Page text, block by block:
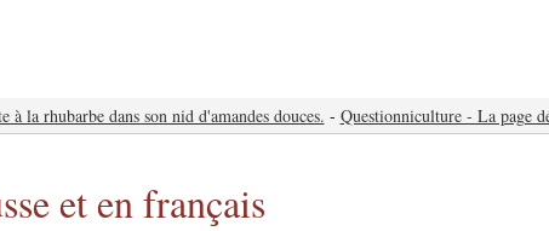
à la rhubarbe dans son nid d'amandes douces. - Questionniculture - La page
et en français